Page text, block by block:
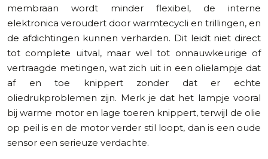
membraan wordt minder flexibel, de interne
elektronica veroudert door warmtecycli en trillingen, en
de afdichtingen kunnen verharden. Dit leidt niet direct
tot complete uitval, maar wel tot onnauwkeurige of
vertraagde metingen, wat zich uit in een olielampje dat
af en toe knippert zonder dat er echte
oliedrukproblemen zijn. Merk je dat het lampje vooral
bij warme motor en lage toeren knippert, terwijl de olie
op peil is en de motor verder stil loopt, dan is een oude
sensor een serieuze verdachte.